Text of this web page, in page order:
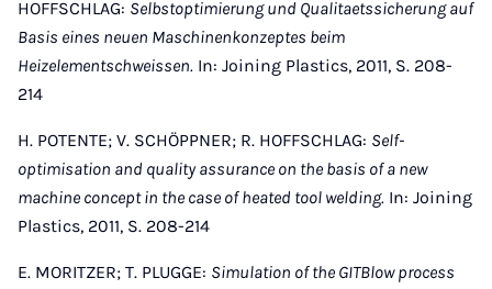
HOFFSCHLAG: Selbstoptimierung und Qualitaetssicherung auf
Basis eines neuen Maschinenkonzeptes beim
Heizelementschweissen. In: Joining Plastics, 2011, S. 208-
214
H. POTENTE; V. SCHÖPPNER; R. HOFFSCHLAG: Self-
optimisation and quality assurance on the basis of a new
machine concept in the case of heated tool welding. In: Joining
Plastics, 2011, S. 208-214
E. MORITZER; T. PLUGGE: Simulation of the GITBlow process